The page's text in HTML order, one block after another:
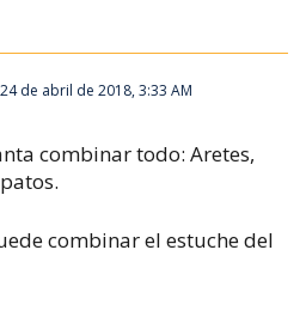
24 de abril de 2018, 3:33 AM
combinar todo: Aretes,
combinar el estuche del